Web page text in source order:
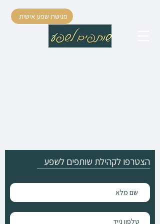
פגישת שפע אישית
הצטרפו לקהילת שותפים לשפע